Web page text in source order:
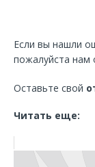
Если вы нашли
пожалуйста нам
Оставьте свой
Читать еще: